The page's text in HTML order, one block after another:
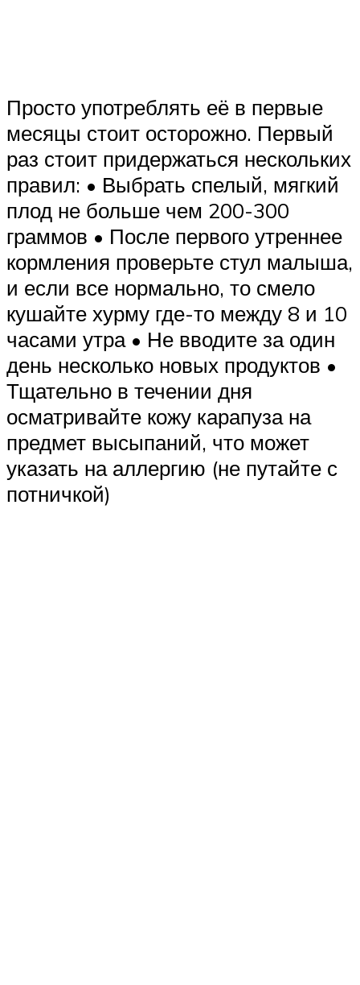
Просто употреблять её в первые
месяцы стоит осторожно. Первый
раз стоит придержаться нескольких
правил: • Выбрать спелый, мягкий
плод не больше чем 200-300
граммов • После первого утреннее
кормления проверьте стул малыша,
и если все нормально, то смело
кушайте хурму где-то между 8 и 10
часами утра • Не вводите за один
день несколько новых продуктов •
Тщательно в течении дня
осматривайте кожу карапуза на
предмет высыпаний, что может
указать на аллергию (не путайте с
потничкой)